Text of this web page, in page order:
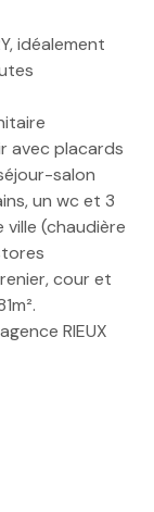
idéalement
avec placards
salon
un wc et 3
ville (chaudière
cour et
RIEUX